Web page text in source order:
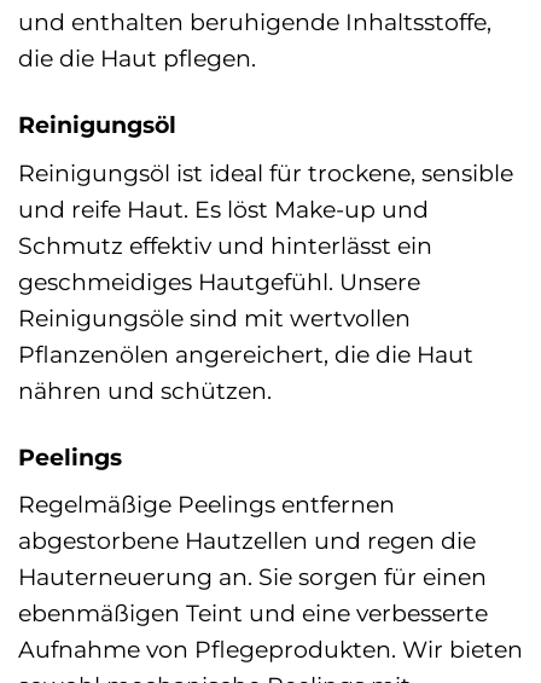
und enthalten beruhigende Inhaltsstoffe,
die die Haut pflegen.
Reinigungsöl
Reinigungsöl ist ideal für trockene, sensible
und reife Haut. Es löst Make-up und
Schmutz effektiv und hinterlässt ein
geschmeidiges Hautgefühl. Unsere
Reinigungsöle sind mit wertvollen
Pflanzenölen angereichert, die die Haut
nähren und schützen.
Peelings
Regelmäßige Peelings entfernen
abgestorbene Hautzellen und regen die
Hauterneuerung an. Sie sorgen für einen
ebenmäßigen Teint und eine verbesserte
Aufnahme von Pflegeprodukten. Wir bieten